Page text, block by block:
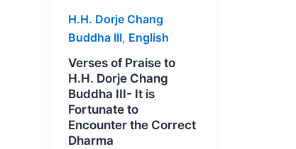
H.H. Dorje Chang
Buddha III, English
Verses of Praise to
H.H. Dorje Chang
Buddha III- It is
Fortunate to
Encounter the Correct
Dharma